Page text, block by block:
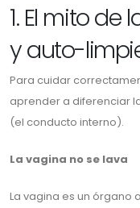
1. El mito de
y auto-
Para cuidar
aprender a diferenciar
(el conducto interno).
La vagina no se lava
La vagina es un órgano